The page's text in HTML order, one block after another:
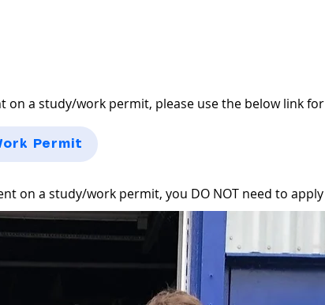
on a study/work permit, please use the below link
Permit
on a study/work permit, you DO NOT need to